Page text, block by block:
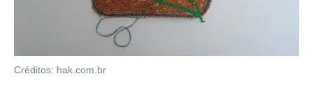
Créditos: hak.com.br